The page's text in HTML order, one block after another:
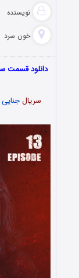
نویسنده
خون سرد
سریالجنایی